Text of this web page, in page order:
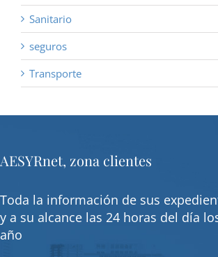
Sanitario
seguros
Transporte
AESYRnet, zona clientes
Toda la información de sus
y a su alcance las 24 horas del día
año